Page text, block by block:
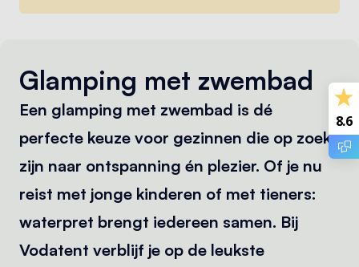
Glamping met zwembad
Een glamping met zwembad is dé
perfecte keuze voor gezinnen die op zoek
zijn naar ontspanning én plezier. Of je nu
reist met jonge kinderen of met tieners:
waterpret brengt iedereen samen. Bij
Vodatent verblijf je op de leukste
8.6